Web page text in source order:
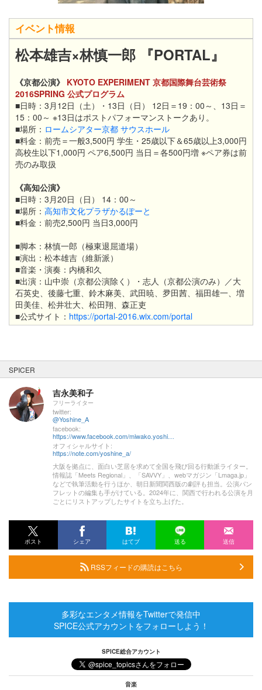
イベント情報
松本雄吉×林慎一郎 『PORTAL』
《京都公演》 KYOTO EXPERIMENT 京都国際舞台芸術祭
2016SPRING 公式プログラム
■日時：3月12日（土）・13日（日） 12日＝19：00～、13日＝
15：00～ ※13日はポストパフォーマンストークあり。
■場所： ロームシアター京都 サウスホール
■料金：前売＝一般3,500円 学生・25歳以下＆65歳以上3,000円
高校生以下1,000円 ペア6,500円 当日＝各500円増 ※ペア券は前
売のみ取扱
《高知公演》
■日時：3月20日（日） 14：00～
■場所： 高知市文化プラザかるぽーと
■料金：前売2,500円 当日3,000円
■脚本：林慎一郎（極東退屈道場）
■演出：松本雄吉（維新派）
■音楽・演奏：内橋和久
■出演：山中崇（京都公演除く）・志人（京都公演のみ）／大
石英史、後藤七重、鈴木麻美、武田暁、夛田茜、福田雄一、増
田美佳、松井壮大、松田翔、森正吏
■公式サイト： https://portal-2016.wix.com/portal
SPICER
吉永美和子
フリーライター
twitter:
@Yoshine_A
facebook:
https://www.facebook.com/miwako.yoshinaga1
オフィシャルサイト:
https://note.com/yoshine_a/
大阪を拠点に、面白い芝居を求めて全国を飛び回る行動派ライター。
情報誌「Meets Regional」、「SAVVY」、webマガジン「Lmaga.jp」
などで執筆活動を行うほか、朝日新聞関西版の劇評も担当。公演パン
フレットの編集も手がけている。2024年に、関西で行われる公演を月
ごとにリストアップしたサイトを立ち上げた。
ポスト シェア はてブ 送る 送信
RSSフィードの購読はこちら
多彩なエンタメ情報をTwitterで発信中
SPICE公式アカウントをフォローしよう！
SPICE総合アカウント
音楽